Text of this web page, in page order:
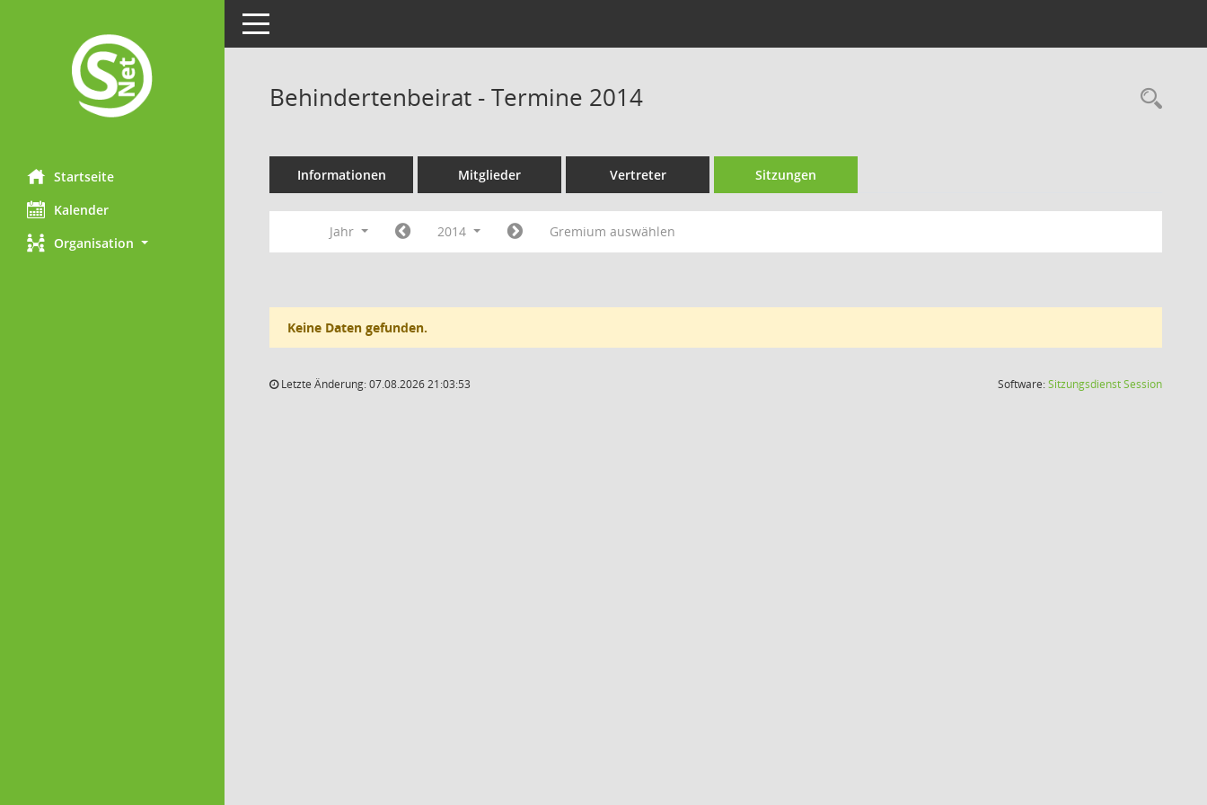
Startseite
Kalender
Organisation
Toggle navigation
Behindertenbeirat - Termine 2014
Informationen Mitglieder Vertreter Sitzungen
Jahr 2014 Gremium auswählen
Keine Daten gefunden.
Letzte Änderung: 07.08.2026 21:03:53 Software:SitzungsdienstSession(Wird in